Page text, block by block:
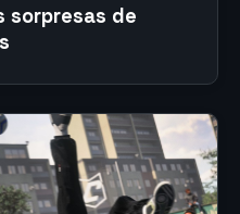
sorpresas de